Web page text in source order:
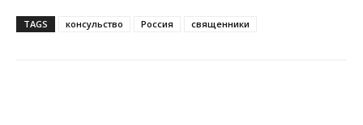
TAGS консульство Россия священники